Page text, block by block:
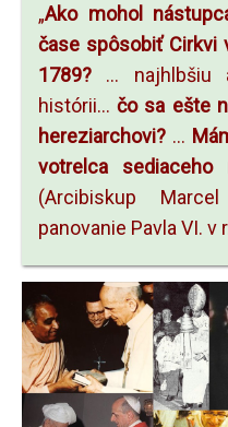
„Ako mohol
čase spôsobiť Cirkvi
1789? ... najhlbšiu
histórii...čo sa ešte
hereziarchovi? ...
votrelca
(Arcibiskup
panovanie Pavla VI. v